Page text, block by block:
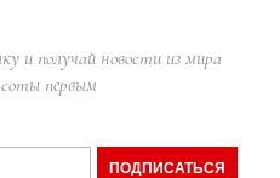
и получай новости из мира
первым
ПОДПИСАТЬСЯ